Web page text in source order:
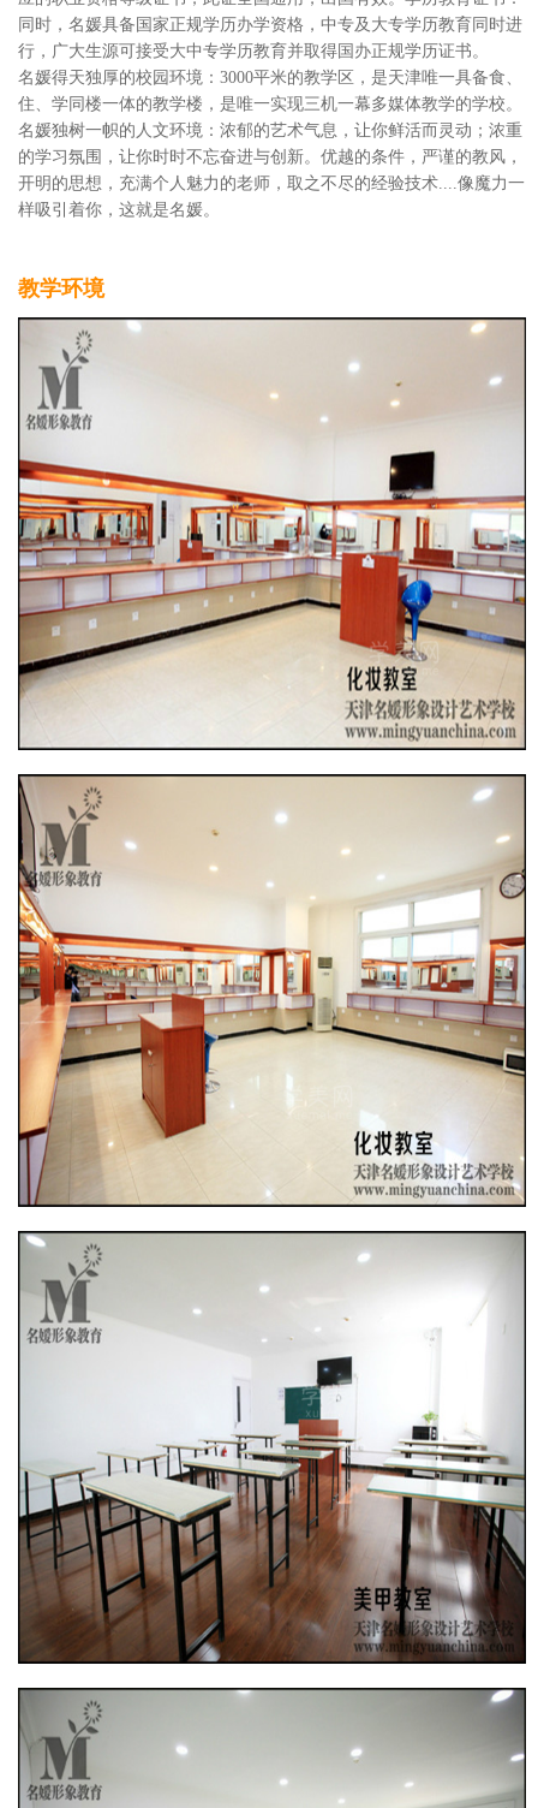
同时，名媛具备国家正规学历办学资格，中专及大专学历教育同时进
行，广大生源可接受大中专学历教育并取得国办正规学历证书。
名媛得天独厚的校园环境：3000平米的教学区，是天津唯一具备食、
住、学同楼一体的教学楼，是唯一实现三机一幕多媒体教学的学校。
名媛独树一帜的人文环境：浓郁的艺术气息，让你鲜活而灵动；浓重
的学习氛围，让你时时不忘奋进与创新。优越的条件，严谨的教风，
开明的思想，充满个人魅力的老师，取之不尽的经验技术....像魔力一
样吸引着你，这就是名媛。
教学环境